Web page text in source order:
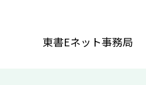
東書Eネット事務局